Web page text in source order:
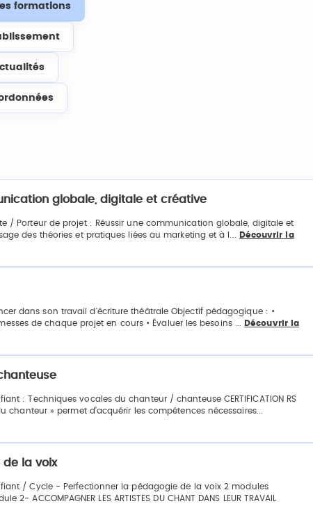
formations
globale, digitale et créative
/ Porteur de projet : Réussir une communication globale, digitale et
des théories et pratiques liées au marketing et à l...
Découvrir la
dans son travail d'écriture théâtrale Objectif pédagogique : •
de chaque projet en cours • Évaluer les besoins ...
Découvrir la
: Techniques vocales du chanteur / chanteuse CERTIFICATION RS
» permet d’acquérir les compétences nécessaires...
la voix
/ Cycle - Perfectionner la pédagogie de la voix 2 modules
2- ACCOMPAGNER LES ARTISTES DU CHANT DANS LEUR TRAVAIL